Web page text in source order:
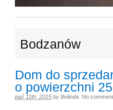
Bodzanów
Dom do
o powierzchni
paź 11th, 2015 by Belinda No